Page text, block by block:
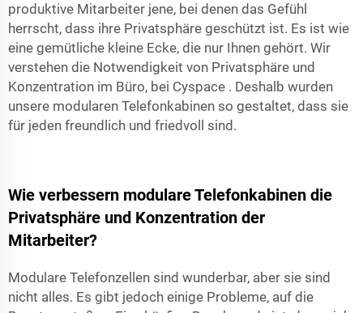
produktive Mitarbeiter jene, bei denen das Gefühl
herrscht, dass ihre Privatsphäre geschützt ist. Es ist wie
eine gemütliche kleine Ecke, die nur Ihnen gehört. Wir
verstehen die Notwendigkeit von Privatsphäre und
Konzentration im Büro, bei Cyspace . Deshalb wurden
unsere modularen Telefonkabinen so gestaltet, dass sie
für jeden freundlich und friedvoll sind.
Wie verbessern modulare Telefonkabinen die
Privatsphäre und Konzentration der
Mitarbeiter?
Modulare Telefonzellen sind wunderbar, aber sie sind
nicht alles. Es gibt jedoch einige Probleme, auf die